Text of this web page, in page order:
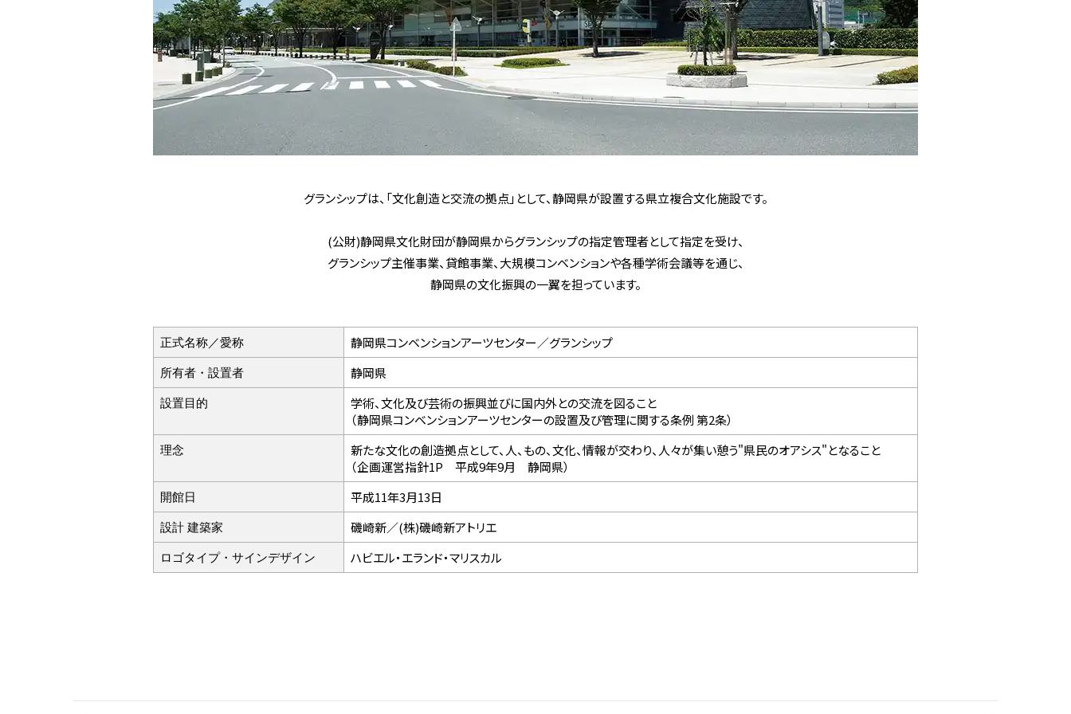
グランシップは、「文化創造と交流の拠点」として、静岡県が設置する県立複合文化施設です。
(公財)静岡県文化財団が静岡県からグランシップの指定管理者として指定を受け、
グランシップ主催事業、貸館事業、大規模コンベンションや各種学術会議等を通じ、
静岡県の文化振興の一翼を担っています。
正式名称／愛称 静岡県コンベンションアーツセンター／グランシップ
所有者・設置者 静岡県
設置目的
学術、文化及び芸術の振興並びに国内外との交流を図ること
（静岡県コンベンションアーツセンターの設置及び管理に関する条例 第2条）
理念
新たな文化の創造拠点として、人、もの、文化、情報が交わり、人々が集い憩う"県民のオアシス"となること
（企画運営指針1P 平成9年9月 静岡県）
開館日 平成11年3月13日
設計 建築家 磯崎新／(株)磯崎新アトリエ
ロゴタイプ・サインデザイン ハビエル・エランド・マリスカル